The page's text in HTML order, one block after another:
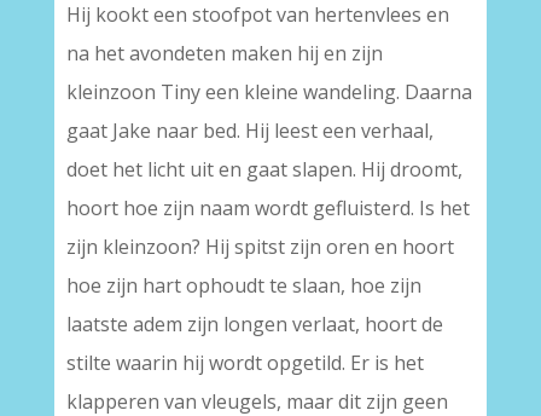
Hij kookt een stoofpot van hertenvlees en
na het avondeten maken hij en zijn
kleinzoon Tiny een kleine wandeling. Daarna
gaat Jake naar bed. Hij leest een verhaal,
doet het licht uit en gaat slapen. Hij droomt,
hoort hoe zijn naam wordt gefluisterd. Is het
zijn kleinzoon? Hij spitst zijn oren en hoort
hoe zijn hart ophoudt te slaan, hoe zijn
laatste adem zijn longen verlaat, hoort de
stilte waarin hij wordt opgetild. Er is het
klapperen van vleugels, maar dit zijn geen